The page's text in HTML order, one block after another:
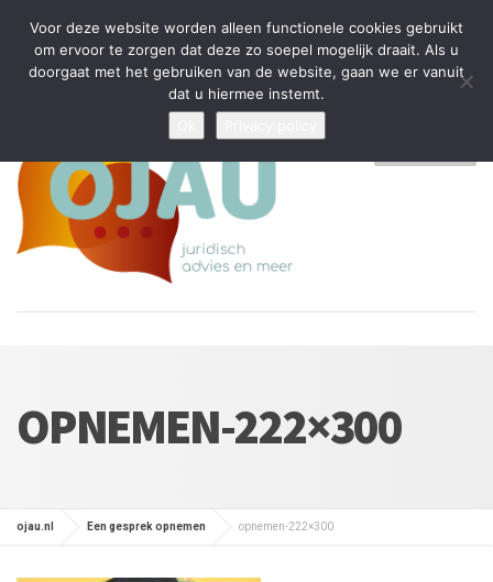
Tijdelijke stop: wegens drukte kan ik beperkt nieuwe zaken aannemen
en vragen beantwoorden
Algemene Voorwaarden
Disclaimer Privacybeleid
OPNEMEN-222×300
ojau.nl Een gesprek opnemen opnemen-222×300
Voor deze website worden alleen functionele cookies gebruikt
om ervoor te zorgen dat deze zo soepel mogelijk draait. Als u
doorgaat met het gebruiken van de website, gaan we er vanuit
dat u hiermee instemt.